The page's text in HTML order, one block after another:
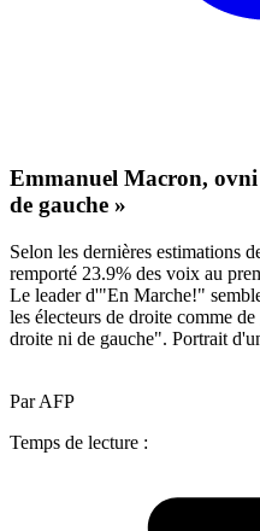
Emmanuel Macron,
de gauche »
Selon les dernières estimations
remporté 23.9% des voix au
Le leader d'"En Marche!"
les électeurs de droite comme
droite ni de gauche". Portrait
Par AFP
Temps de lecture :